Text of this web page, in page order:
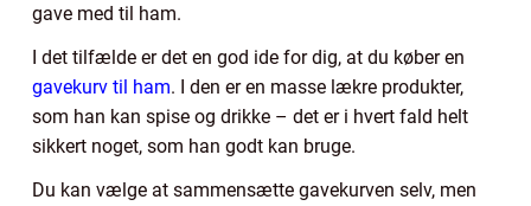
gave med til ham.
I det tilfælde er det en god ide for dig, at du køber en
gavekurv til ham. I den er en masse lækre produkter,
som han kan spise og drikke – det er i hvert fald helt
sikkert noget, som han godt kan bruge.
Du kan vælge at sammensætte gavekurven selv, men